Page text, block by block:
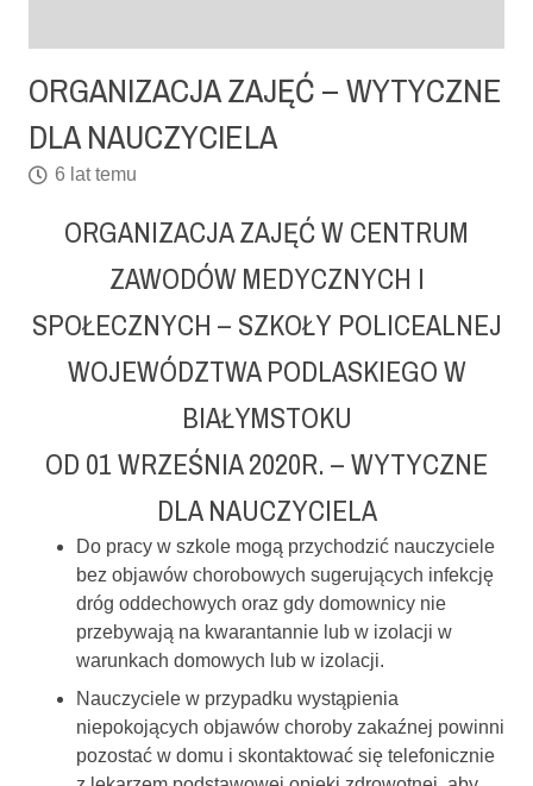
ORGANIZACJA ZAJĘĆ – WYTYCZNE
DLA NAUCZYCIELA
6 lat temu
ORGANIZACJA ZAJĘĆ WCENTRUM
ZAWODÓW MEDYCZNYCH I
SPOŁECZNYCH – SZKOŁY POLICEALNEJ
WOJEWÓDZTWA PODLASKIEGO W
BIAŁYMSTOKU
OD 01 WRZEŚNIA 2020R. – WYTYCZNE
DLA NAUCZYCIELA
Do pracy w szkole mogą przychodzić nauczyciele
bez objawów chorobowych sugerujących infekcję
dróg oddechowych oraz gdy domownicy nie
przebywają na kwarantannie lub w izolacji w
warunkach domowych lub w izolacji.
Nauczyciele w przypadku wystąpienia
niepokojących objawów choroby zakaźnej powinni
pozostać w domu i skontaktować się telefonicznie